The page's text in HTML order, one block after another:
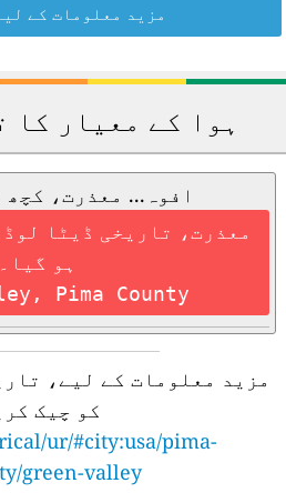
مزید معلومات کے
ہوا کے معیار کا
افوہ... معذرت، کچھ
معذرت، تاریخی ڈیٹا
ہو گیا۔
Pima County
مزید معلومات کے لیے،
کو چیک
ur/#city:usa/pima-
green-valley